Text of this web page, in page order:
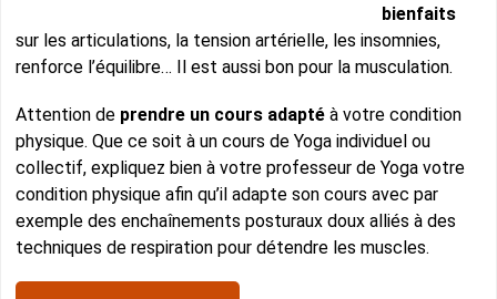
bienfaits
sur les articulations, la tension artérielle, les insomnies,
renforce l’équilibre… Il est aussi bon pour la musculation.
Attention de prendre un cours adapté à votre condition
physique. Que ce soit à un cours de Yoga individuel ou
collectif, expliquez bien à votre professeur de Yoga votre
condition physique afin qu’il adapte son cours avec par
exemple des enchaînements posturaux doux alliés à des
techniques de respiration pour détendre les muscles.